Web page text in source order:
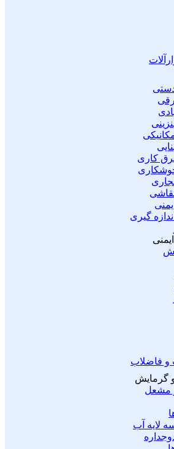
دستی
مکانیکی
برق کاری
نجاری
نقاشی
اندازه گیری
و فاضلاب
گرمایش
مشعل
لایه آب